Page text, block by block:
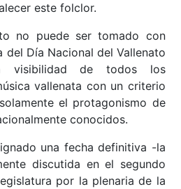
este folclor.
no puede ser tomado con
del Día Nacional del Vallenato
visibilidad de todos los
vallenata con un criterio
el protagonismo de
conocidos.
una fecha definitiva -la
discutida en el segundo
por la plenaria de la